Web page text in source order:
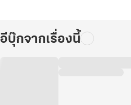
อีบุ๊กจากเรื่องนี้